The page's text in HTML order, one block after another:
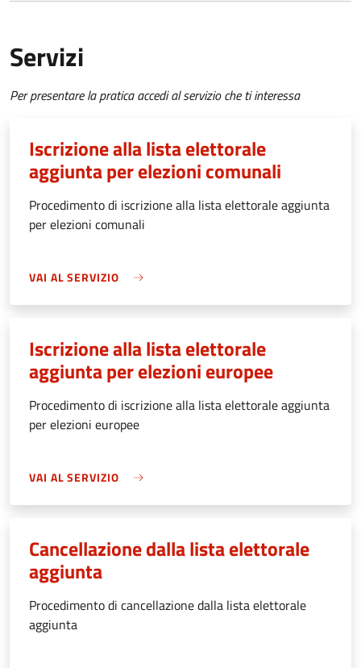
Servizi
Per presentare la pratica accedi al servizio che ti interessa
Iscrizione alla lista elettorale
aggiunta per elezioni comunali
Procedimento di iscrizione alla lista elettorale aggiunta
per elezioni comunali
VAI AL SERVIZIO
Iscrizione alla lista elettorale
aggiunta per elezioni europee
Procedimento di iscrizione alla lista elettorale aggiunta
per elezioni europee
VAI AL SERVIZIO
Cancellazione dalla lista elettorale
aggiunta
Procedimento di cancellazione dalla lista elettorale
aggiunta